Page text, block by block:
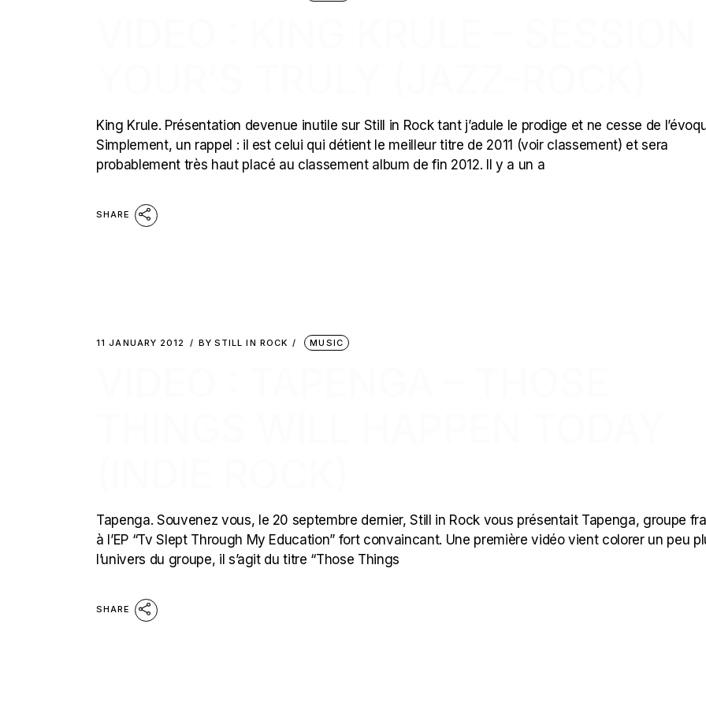
King Krule. Présentation devenue inutile sur Still in Rock tant j’adule le prodige et ne cesse de
Simplement, un rappel : il est celui qui détient le meilleur titre de 2011 (voir classement) et sera
probablement très haut placé au classement album de fin 2012. Il y a un a
SHARE
11 JANUARY 2012 BY STILL IN ROCK MUSIC
Tapenga. Souvenez vous, le 20 septembre dernier, Still in Rock vous présentait Tapenga, groupe
à l’EP “Tv Slept Through My Education” fort convaincant. Une première vidéo vient colorer un peu
l’univers du groupe, il s’agit du titre “Those Things
SHARE